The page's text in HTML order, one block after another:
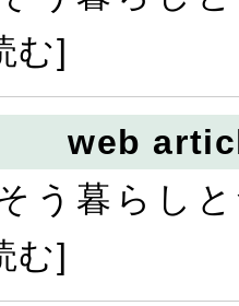
む]
web
そう暮ら
む]